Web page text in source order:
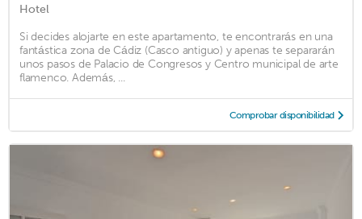
Hotel
Si decides alojarte en este apartamento, te encontrarás en una
fantástica zona de Cádiz (Casco antiguo) y apenas te separarán
unos pasos de Palacio de Congresos y Centro municipal de arte
flamenco. Además, ...
Comprobar disponibilidad